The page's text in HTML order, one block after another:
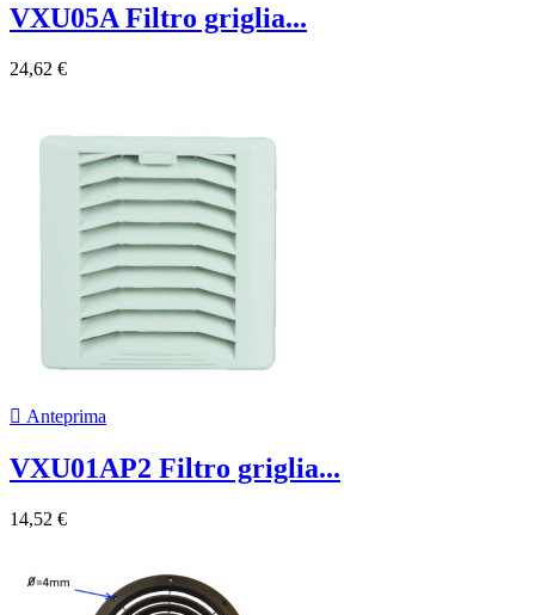
VXU05A Filtro griglia...
24,62 €
 Anteprima
VXU01AP2 Filtro griglia...
14,52 €